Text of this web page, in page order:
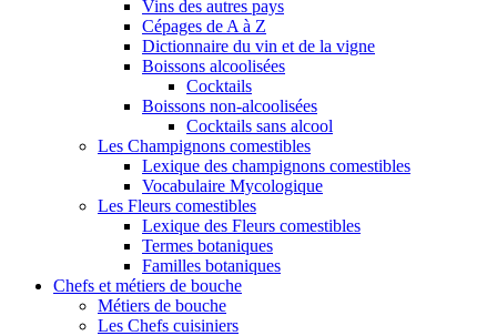
Vins des autres pays
Cépages de A à Z
Dictionnaire du vin et de la vigne
Boissons alcoolisées
Cocktails
Boissons non-alcoolisées
Cocktails sans alcool
Les Champignons comestibles
Lexique des champignons comestibles
Vocabulaire Mycologique
Les Fleurs comestibles
Lexique des Fleurs comestibles
Termes botaniques
Familles botaniques
Chefs et métiers de bouche
Métiers de bouche
Les Chefs cuisiniers